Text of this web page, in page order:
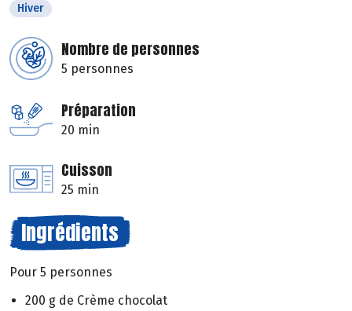
Hiver
Nombre de personnes
5 personnes
Préparation
20 min
Cuisson
25 min
Ingrédients
Pour 5 personnes
200 g de Crème chocolat